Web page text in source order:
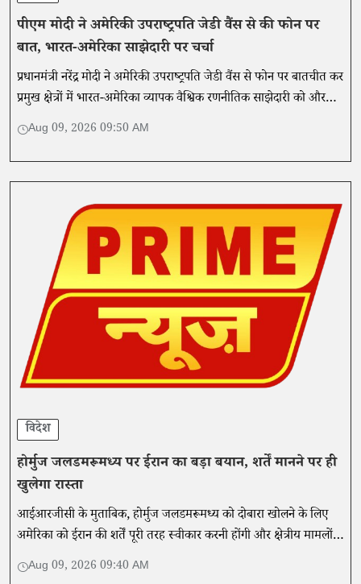
पीएम मोदी ने अमेरिकी उपराष्ट्रपति जेडी वैंस से की फोन पर
बात, भारत-अमेरिका साझेदारी पर चर्चा
प्रधानमंत्री नरेंद्र मोदी ने अमेरिकी उपराष्ट्रपति जेडी वैंस से फोन पर बातचीत कर
प्रमुख क्षेत्रों में भारत-अमेरिका व्यापक वैश्विक रणनीतिक साझेदारी को और
गहरा करने के तरीकों पर चर्चा की।
Aug 09, 2026 09:50 AM
विदेश
होर्मुज जलडमरूमध्य पर ईरान का बड़ा बयान, शर्तें मानने पर ही
खुलेगा रास्ता
आईआरजीसी के मुताबिक, होर्मुज जलडमरूमध्य को दोबारा खोलने के लिए
अमेरिका को ईरान की शर्तें पूरी तरह स्वीकार करनी होंगी और क्षेत्रीय मामलों में
हस्तक्षेप रोकना होगा।
Aug 09, 2026 09:40 AM